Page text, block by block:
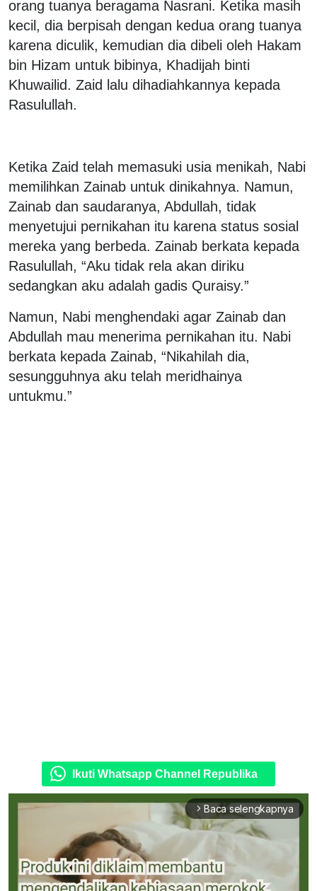
orang tuanya beragama Nasrani. Ketika masih
kecil, dia berpisah dengan kedua orang tuanya
karena diculik, kemudian dia dibeli oleh Hakam
bin Hizam untuk bibinya, Khadijah binti
Khuwailid. Zaid lalu dihadiahkannya kepada
Rasulullah.
Ketika Zaid telah memasuki usia menikah, Nabi
memilihkan Zainab untuk dinikahnya. Namun,
Zainab dan saudaranya, Abdullah, tidak
menyetujui pernikahan itu karena status sosial
mereka yang berbeda. Zainab berkata kepada
Rasulullah, “Aku tidak rela akan diriku
sedangkan aku adalah gadis Quraisy.”
Namun, Nabi menghendaki agar Zainab dan
Abdullah mau menerima pernikahan itu. Nabi
berkata kepada Zainab, “Nikahilah dia,
sesungguhnya aku telah meridhainya
untukmu.”
Ikuti Whatsapp Channel Republika
arrow_forward_ios Baca selengkapnya